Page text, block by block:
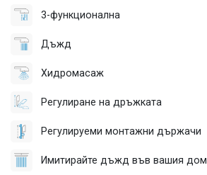
3-функционална
Дъжд
Хидромасаж
Регулиране на дръжката
Регулируеми монтажни държачи
Имитирайте дъжд във вашия дом